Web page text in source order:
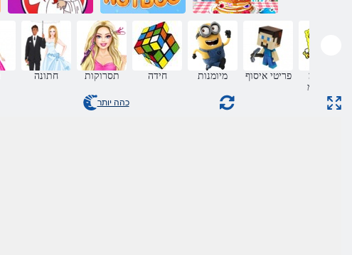
םלועב םיבוטה
לושיבה ינוכתמ
תומיעט תויקינקנ
קיחצמ לכוא
חתונה תסרוקות חידה מיומנות פריטי איסוף
םינווקמ
םיקחשמ
כהה יותר